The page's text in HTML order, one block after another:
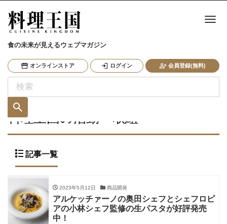
食の未来が見えるウェブマガジン
オンラインストア ログイン 会員登録(無料)
ナ
料理王国の活動・取組
記事一覧
2023年5月12日 商品開発
アルケッチァーノの奥田シェフとシェフロピ
アの小林シェフ監修の生パスタが好評発売
中！